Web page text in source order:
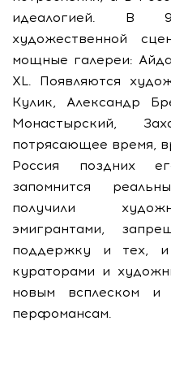
идеалогией. В
художественной
мощные галереи:
XL. Появляются
Кулик, Александр
Монастырский,
потрясающее время,
Россия поздних
запомнится
получили
эмигрантами,
поддержку и тех,
кураторами и
новым всплеском
перфомансам.